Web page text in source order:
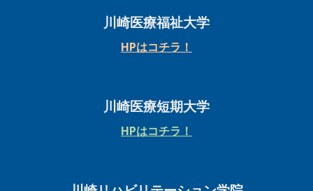
川崎医療福祉大学
HPはコチラ！
川崎医療短期大学
HPはコチラ！